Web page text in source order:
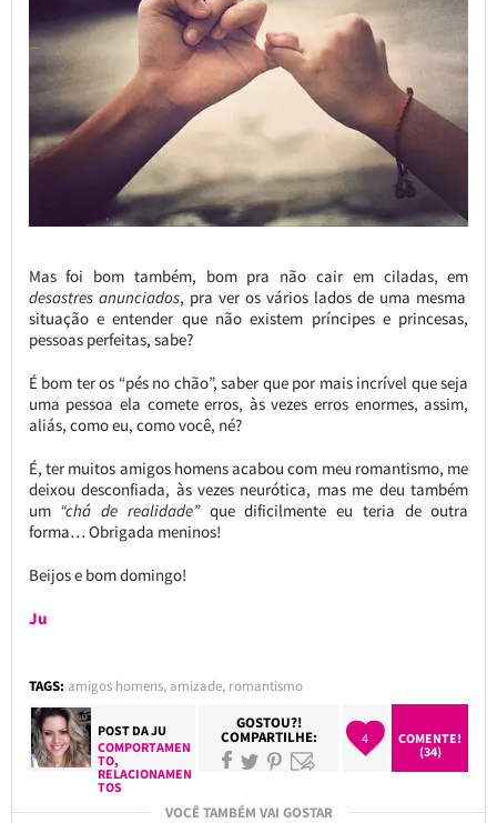
Mas foi bom também, bom pra não cair em ciladas, em
desastres anunciados, pra ver os vários lados de uma mesma
situação e entender que não existem príncipes e princesas,
pessoas perfeitas, sabe?
É bom ter os “pés no chão”, saber que por mais incrível que seja
uma pessoa ela comete erros, às vezes erros enormes, assim,
aliás, como eu, como você, né?
É, ter muitos amigos homens acabou com meu romantismo, me
deixou desconfiada, às vezes neurótica, mas me deu também
um “chá de realidade”que dificilmente eu teria de outra
forma… Obrigada meninos!
Beijos e bom domingo!
Ju
TAGS: amigos homens,amizade, romantismo
POST DAJU
COMPORTAMEN
TO,
RELACIONAMEN
TOS
GOSTOU?!
COMPARTILHE: 4
COMENTE!
(34)
VOCÊ TAMBÉM VAI GOSTAR